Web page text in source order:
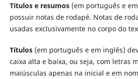
Títulos e resumos(em português e
possuir notas de rodapé. Notas de
usadas exclusivamente no corpo do
Títulos(em português e em inglês)
caixa alta e baixa, ou seja, com letras
maiúsculas apenas na inicial e em